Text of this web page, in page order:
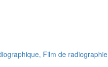
Film de radiographie